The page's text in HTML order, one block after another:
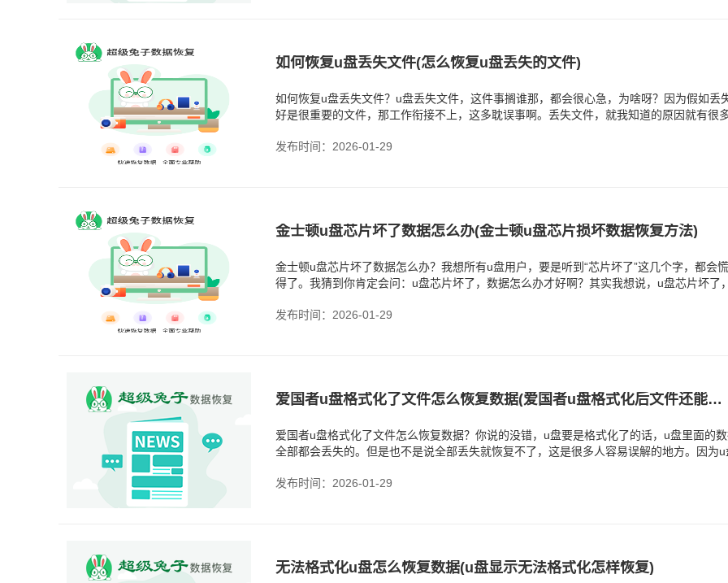
如何恢复u盘丢失文件(怎么恢复u盘丢失的文件)
如何恢复u盘丢失文件？u盘丢失文件，这件事搁谁那，都会很心急，为啥呀？因为假如丢
好是很重要的文件，那工作衔接不上，这多耽误事啊。丢失文件，就我知道的原因就有很多
发布时间：2026-01-29
金士顿u盘芯片坏了数据怎么办(金士顿u盘芯片损坏数据恢复方法)
金士顿u盘芯片坏了数据怎么办？我想所有u盘用户，要是听到“芯片坏了”这几个字，都会
得了。我猜到你肯定会问：u盘芯片坏了，数据怎么办才好啊？其实我想说，u盘芯片坏了
发布时间：2026-01-29
爱国者u盘格式化了文件怎么恢复数据(爱国者u盘格式化后文件还能恢复么)
爱国者u盘格式化了文件怎么恢复数据？你说的没错，u盘要是格式化了的话，u盘里面的
全部都会丢失的。但是也不是说全部丢失就恢复不了，这是很多人容易误解的地方。因为u
发布时间：2026-01-29
无法格式化u盘怎么恢复数据(u盘显示无法格式化怎样恢复)